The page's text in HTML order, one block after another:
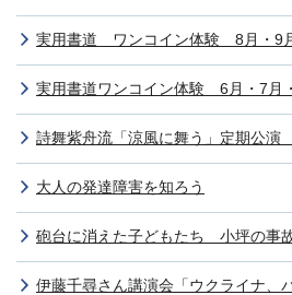
実用書道 ワンコイン体験 8月・9
実用書道ワンコイン体験 6月・7月
詩舞紫舟流「涼風に舞う」定期公
大人の発達障害を知ろう
砲台に消えた子どもたち 小坪の事
伊藤千尋さん講演会「ウクライナ、